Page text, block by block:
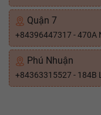
Quận 7
+84396447317 - 470A
Phú Nhuận
+84363315527 - 184B